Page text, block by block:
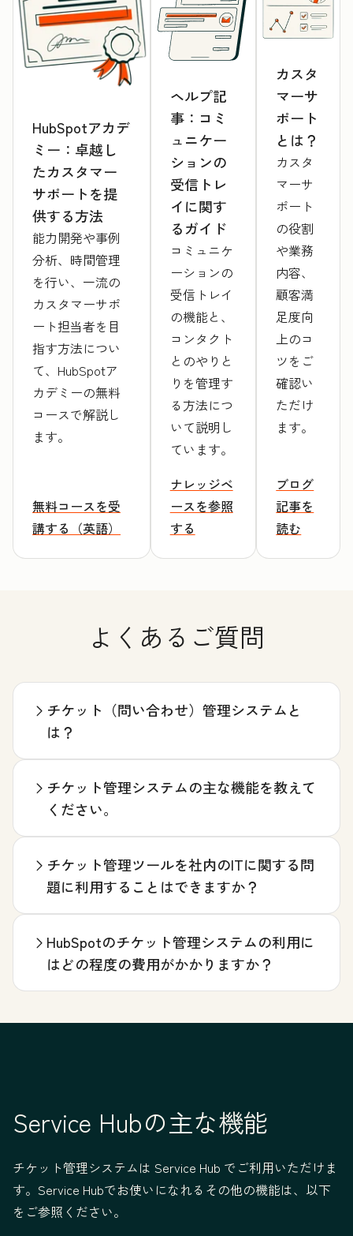
HubSpotアカデ
ミー：卓越し
たカスタマー
サポートを提
供する方法
能力開発や事例
分析、時間管理
を行い、一流の
カスタマーサポ
ート担当者を目
指す方法につい
て、HubSpotア
カデミーの無料
コースで解説し
ます。
無料コースを受
講する（英語）
ヘルプ記
事：コミ
ュニケー
ションの
受信トレ
イに関す
るガイド
コミュニケ
ーションの
受信トレイ
の機能と、
コンタクト
とのやりと
りを管理す
る方法につ
いて説明し
ています。
ナレッジベ
ースを参照
する
カスタ
マーサ
ポート
とは？
カスタ
マーサ
ポート
の役割
や業務
内容、
顧客満
足度向
上のコ
ツをご
確認い
ただけ
ます。
ブログ
記事を
読む
よくあるご質問
チケット（問い合わせ）管理システムと
は？
チケット管理システムの主な機能を教えて
ください。
チケット管理ツールを社内のITに関する問
題に利用することはできますか？
HubSpotのチケット管理システムの利用に
はどの程度の費用がかかりますか？
Service Hubの主な機能
チケット管理システムは Service Hub でご利用いただけま
す。Service Hubでお使いになれるその他の機能は、以下
をご参照ください。